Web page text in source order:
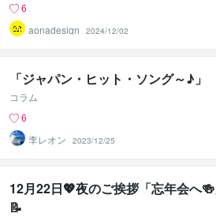
6
aonadesign
2024/12/02
「ジャパン・ヒット・ソング～♪」
コラム
6
李レオン
2023/12/25
12月22日💖夜のご挨拶「忘年会へ
📝